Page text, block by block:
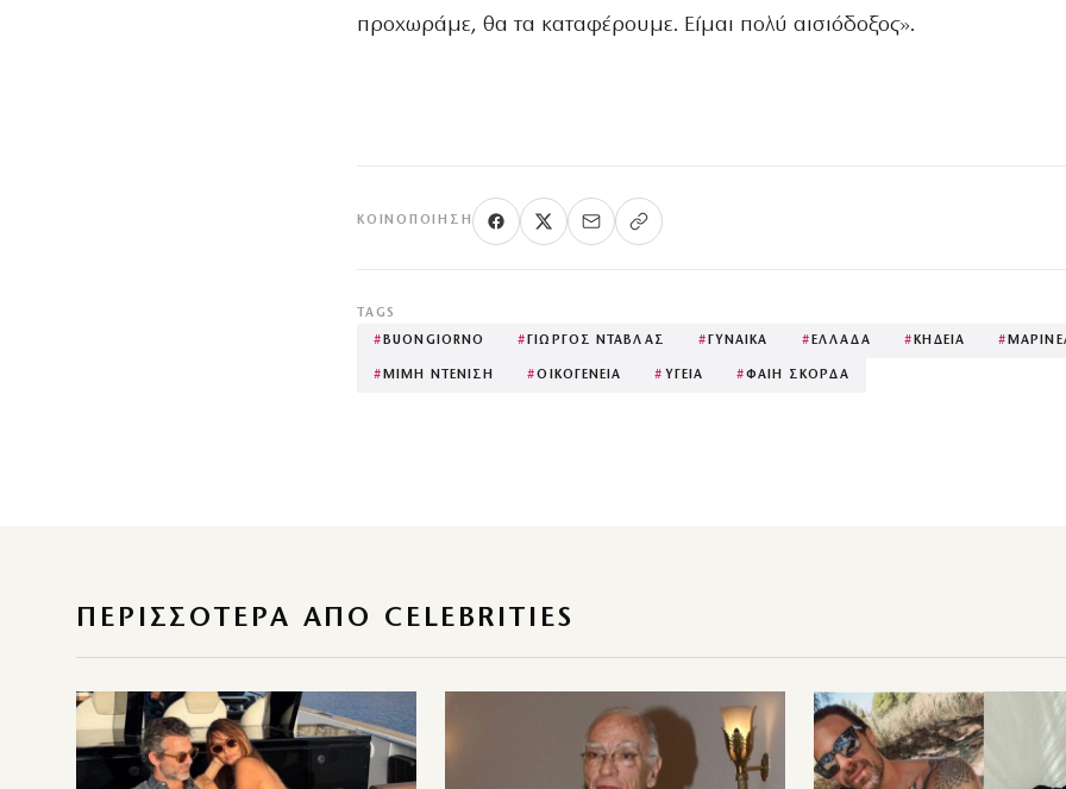
προχωράμε, θα τα καταφέρουμε. Είμαι πολύ αισιόδοξος».
ΚΟΙΝΟΠΟΊΗΣΗ
TAGS
# BUONGIORNO # ΓΙΩΡΓΟΣ ΝΤΑΒΛΑΣ # ΓΥΝΑΙΚΑ # ΕΛΛΑΔΑ # ΚΗΔΕΙΑ #
# ΜΙΜΗ ΝΤΕΝΙΣΗ #ΟΙΚΟΓΕΝΕΙΑ # ΥΓΕΙΑ #ΦΑΙΗ ΣΚΟΡΔΑ
ΠΕΡΙΣΣΌΤΕΡΑ ΑΠΌ CELEBRITIES